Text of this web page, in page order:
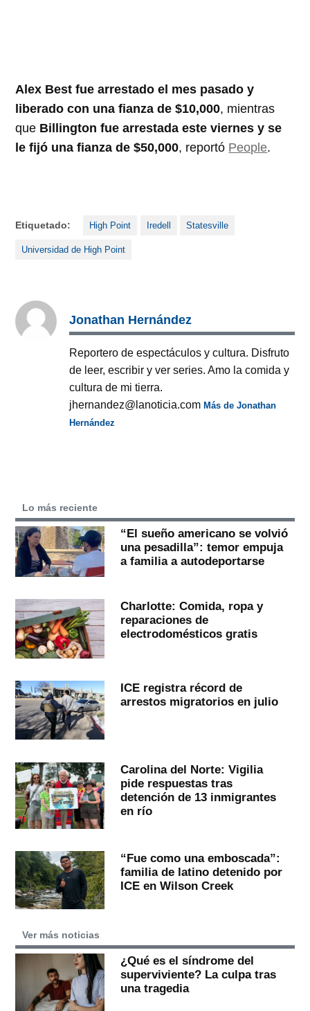
Alex Best fue arrestado el mes pasado y
liberado con una fianza de $10,000, mientras
que Billington fue arrestada este viernes y se
le fijó una fianza de $50,000, reportó People.
Etiquetado: High Point Iredell Statesville
Universidad de High Point
Jonathan Hernández
Reportero de espectáculos y cultura. Disfruto
de leer, escribir y ver series. Amo la comida y
cultura de mi tierra.
jhernandez@lanoticia.comMás de Jonathan
Hernández
Lo más reciente
“El sueño americano se volvió
una pesadilla”: temor empuja
a familia a autodeportarse
Charlotte: Comida, ropa y
reparaciones de
electrodomésticos gratis
ICE registra récord de
arrestos migratorios en julio
Carolina del Norte: Vigilia
pide respuestas tras
detención de 13 inmigrantes
en río
“Fue como una emboscada”:
familia de latino detenido por
ICE en Wilson Creek
Ver más noticias
¿Qué es el síndrome del
superviviente? La culpa tras
una tragedia